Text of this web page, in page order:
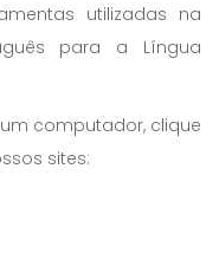
utilizadas na
para a Língua
computador, clique
sites: